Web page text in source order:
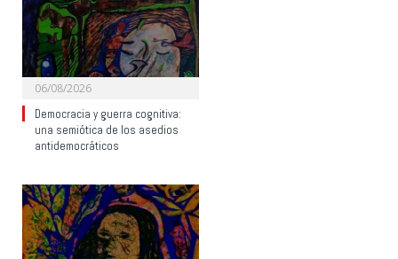
06/08/2026
Democracia y guerra cognitiva:
una semiótica de los asedios
antidemocráticos